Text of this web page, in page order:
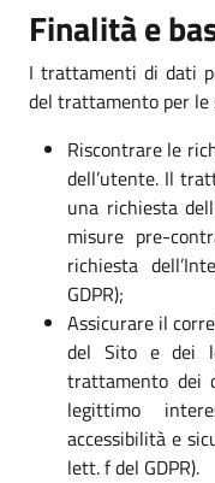
Finalità e
I trattamenti di dati
del trattamento per
Riscontrare le
dell’utente. Il
una richiesta
misure pre-
richiesta
GDPR);
Assicurare il
del Sito e dei
trattamento dei
legittimo
accessibilità e
lett. f del GDPR).